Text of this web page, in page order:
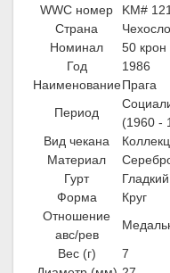
WWC номер
KM#
Страна
Номинал
50 крон
Год
1986
НаименованиеПрага
Период
(1960 -
Вид чекана
Материал
Гурт
Гладкий
Форма
Круг
Отношение
авс/рев
Вес (г)
7